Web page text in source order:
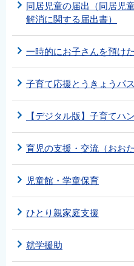
同居児童の届出（同居児
解消に関する届出書）
一時的にお子さんを預け
子育て応援とうきょうパ
【デジタル版】子育てハ
育児の支援・交流（おお
児童館・学童保育
ひとり親家庭支援
就学援助